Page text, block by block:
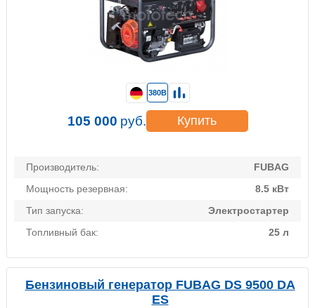
Производитель:
FUBAG
Мощность резервная:
8.5 кВт
Тип запуска:
Электростартер
Топливный бак:
25 л
380В
105 000 руб. Купить
Бензиновый генератор FUBAG DS 9500 DA
ES